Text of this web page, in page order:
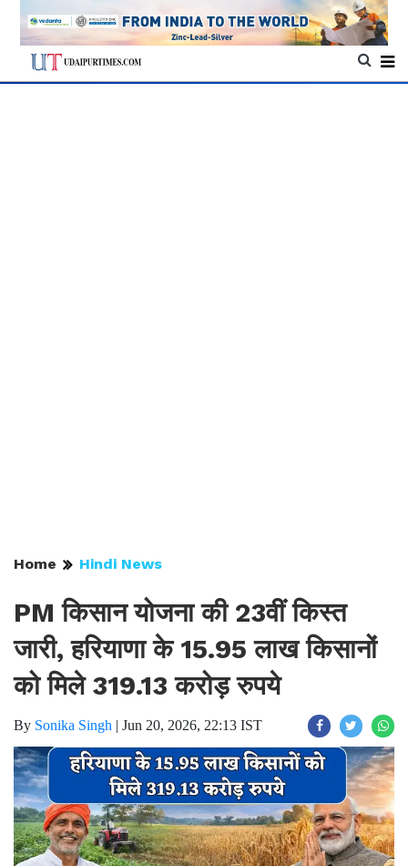
Home Hindi News
PM किसान योजना की 23वीं किस्त
जारी, हरियाणा के 15.95 लाख किसानों
को मिले 319.13 करोड़ रुपये
By Sonika Singh | Jun 20, 2026, 22:13 IST